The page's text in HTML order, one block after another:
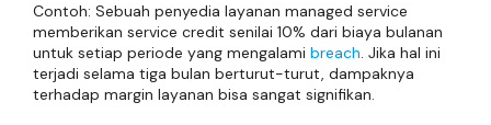
Contoh: Sebuah penyedia layanan managed service
memberikan service credit senilai 10% dari biaya bulanan
untuk setiap periode yang mengalami breach. Jika hal ini
terjadi selama tiga bulan berturut-turut, dampaknya
terhadap margin layanan bisa sangat signifikan.